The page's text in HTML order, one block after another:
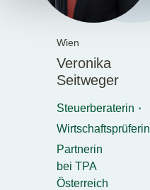
Wien
Veronika
Seitweger
Steuerberaterin
Wirtschaftsprüferin
Partnerin
bei TPA
Österreich